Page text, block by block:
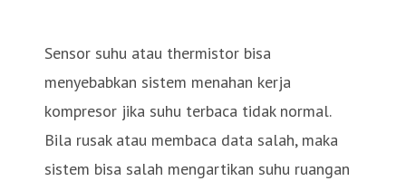
Sensor suhu atau thermistor bisa
menyebabkan sistem menahan kerja
kompresor jika suhu terbaca tidak normal.
Bila rusak atau membaca data salah, maka
sistem bisa salah mengartikan suhu ruangan